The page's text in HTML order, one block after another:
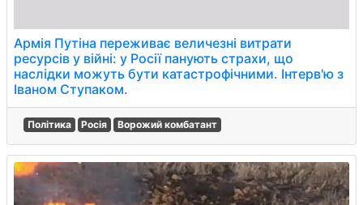
Армія Путіна переживає величезні витрати
ресурсів у війні: у Росії панують страхи, що
наслідки можуть бути катастрофічними. Інтерв'ю з
Іваном Ступаком.
Політика Росія Ворожий комбатант